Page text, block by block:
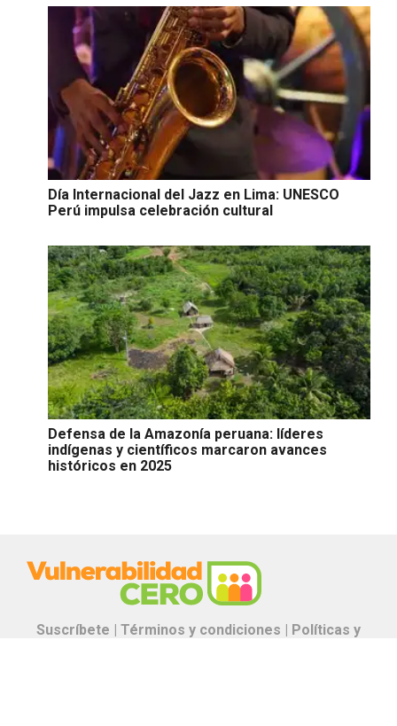
Día Internacional del Jazz en Lima: UNESCO
Perú impulsa celebración cultural
Defensa de la Amazonía peruana: líderes
indígenas y científicos marcaron avances
históricos en 2025
Suscríbete | Términos y condiciones | Políticas y